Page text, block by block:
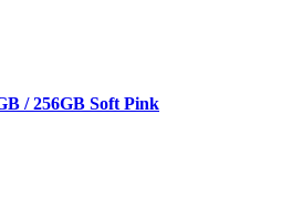
/ 256GB Soft Pink